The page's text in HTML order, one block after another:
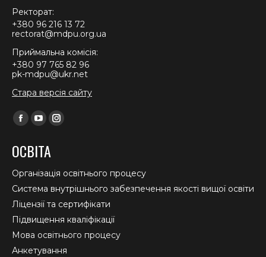
Ректорат:
+380 96 216 13 72
rectorat@mdpu.org.ua
Приймальна комісія:
+380 97 765 82 96
pk-mdpu@ukr.net
Стара версія сайту
Find us on:
Facebook
opens
in
new
window
YouTube
opens
in
new
window
Instagram
in
new
window
ОСВІТА
Організація освітнього процесу
Система внутрішнього забезпечення якості вищої освіти
Ліцензії та сертифікати
Підвищення кваліфікації
Мова освітнього процесу
Анкетування